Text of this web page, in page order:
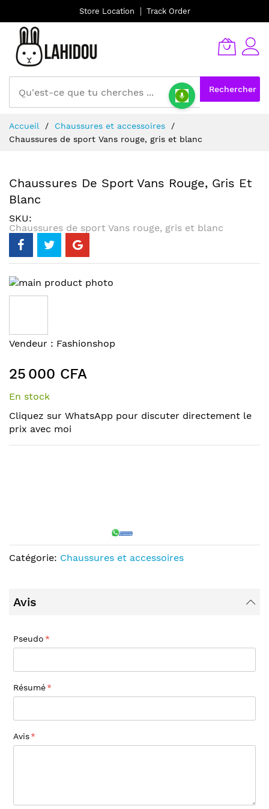
Store Location Track Order
Rechercher
au
contenu
Accueil
Chaussures et accessoires
Chaussures de sport Vans rouge, gris et blanc
Chaussures De Sport Vans Rouge, Gris Et
Blanc
SKU
Chaussures de sport Vans rouge, gris et blanc
Skip
to
of
the
gallery
Skip
the
beginning
of
images
gallery
Vendeur : Fashionshop
25 000 CFA
En stock
Cliquez sur WhatsApp pour discuter directement le
prix avec moi
Catégorie: Chaussures et accessoires
Avis
Pseudo
Résumé
Avis